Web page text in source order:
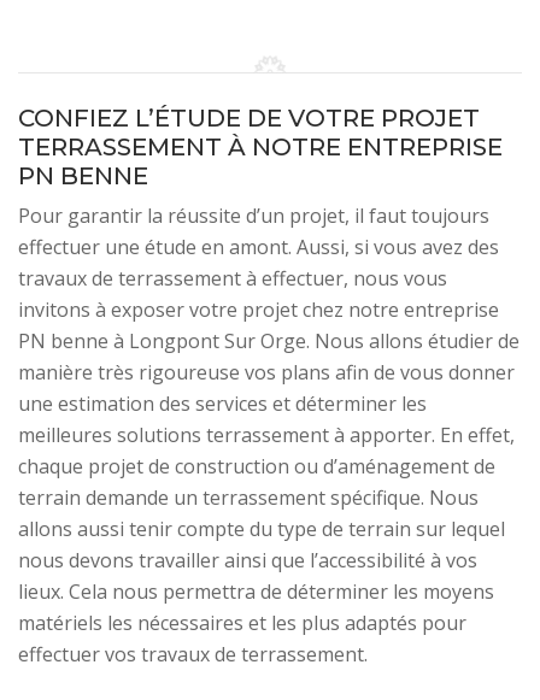
CONFIEZ L’ÉTUDE DE VOTRE PROJET
TERRASSEMENT À NOTRE ENTREPRISE
PN BENNE
Pour garantir la réussite d’un projet, il faut toujours
effectuer une étude en amont. Aussi, si vous avez des
travaux de terrassement à effectuer, nous vous
invitons à exposer votre projet chez notre entreprise
PN benne à Longpont Sur Orge. Nous allons étudier de
manière très rigoureuse vos plans afin de vous donner
une estimation des services et déterminer les
meilleures solutions terrassement à apporter. En effet,
chaque projet de construction ou d’aménagement de
terrain demande un terrassement spécifique. Nous
allons aussi tenir compte du type de terrain sur lequel
nous devons travailler ainsi que l’accessibilité à vos
lieux. Cela nous permettra de déterminer les moyens
matériels les nécessaires et les plus adaptés pour
effectuer vos travaux de terrassement.